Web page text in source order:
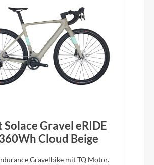
Solace Gravel eRIDE
Cloud Beige
Gravelbike mit TQ Motor.